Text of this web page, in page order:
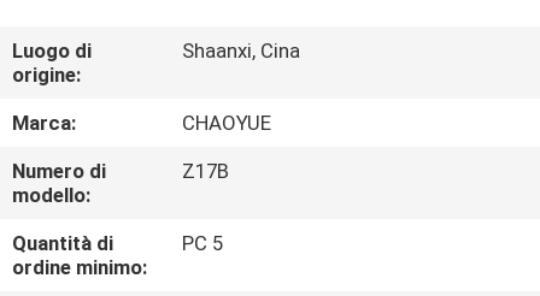
CIRCA
NOI
GIRO
DELLA
Luogo di
origine:
Shaanxi, Cina
Marca:
CHAOYUE
Numero di
modello:
Z17B
Quantità di
ordine minimo:
PC 5